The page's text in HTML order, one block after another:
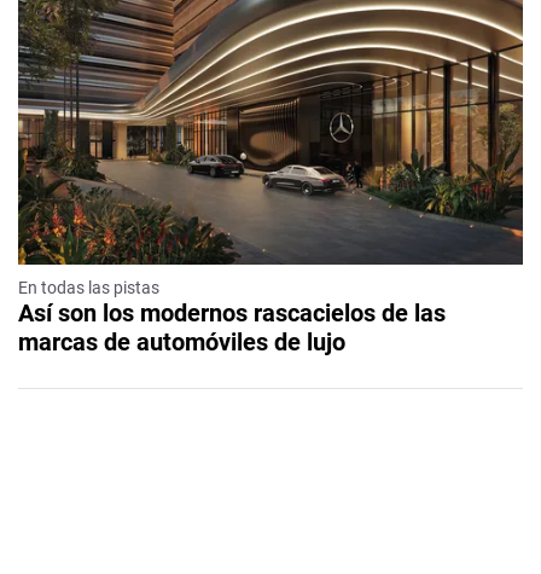
En todas las pistas
Así son los modernos rascacielos de las
marcas de automóviles de lujo